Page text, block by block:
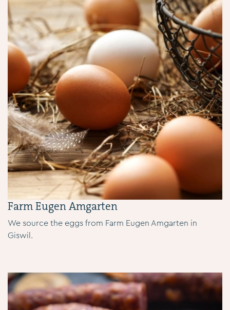
Farm Eugen Amgarten
We source the eggs from Farm Eugen Amgarten in
Giswil.